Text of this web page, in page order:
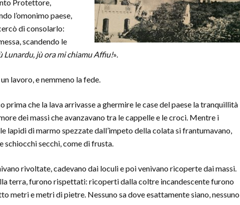
Protettore,
l’omonimo paese,
di consolarlo:
scandendo le
Lunardu, jù ora mi chiamu Affiu!».
lavoro, e nemmeno la fede.
prima che la lava arrivasse a ghermire le case del paese la tranquillità
dei massi che avanzavano tra le cappelle e le croci. Mentre i
lapidi di marmo spezzate dall’impeto della colata si frantumavano,
secchi, come di frusta.
rivoltate, cadevano dai loculi e poi venivano ricoperte dai massi.
terra, furono rispettati: ricoperti dalla coltre incandescente furono
metri e metri di pietre. Nessuno sa dove esattamente siano, nessuno